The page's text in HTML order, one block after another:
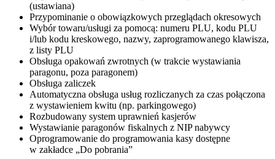
(ustawiana)
Przypominanie o obowiązkowych przeglądach okresowych
Wybór towaru/usługi za pomocą: numeru PLU, kodu PLU
i/lub kodu kreskowego, nazwy, zaprogramowanego klawisza,
z listy PLU
Obsługa opakowań zwrotnych (w trakcie wystawiania
paragonu, poza paragonem)
Obsługa zaliczek
Automatyczna obsługa usług rozliczanych za czas połączona
z wystawieniem kwitu (np. parkingowego)
Rozbudowany system uprawnień kasjerów
Wystawianie paragonów fiskalnych z NIP nabywcy
Oprogramowanie do programowania kasy dostępne
w zakładce „Do pobrania”